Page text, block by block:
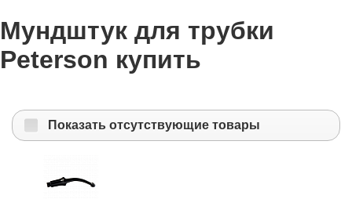
Мундштук для трубки
Peterson купить
Показать отсутствующие товары